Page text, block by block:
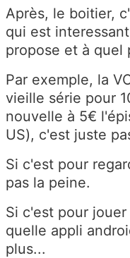
Après, le boitier,
qui est
propose et à quel
Par exemple, la
vieille série pour
nouvelle à 5€
US), c'est juste
Si c'est pour
pas la peine.
Si c'est pour
quelle appli
plus...